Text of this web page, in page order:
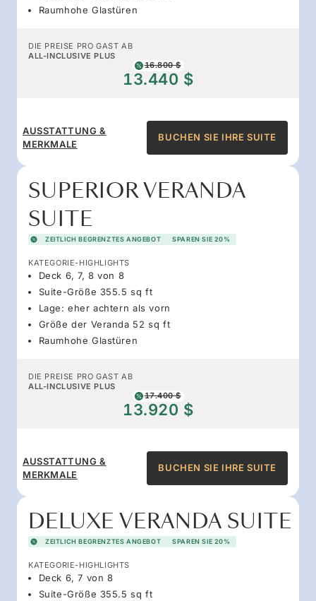
Raumhohe Glastüren
DIE PREISE PRO GAST AB
ALL-INCLUSIVE PLUS
16.800 $
13.440 $
AUSSTATTUNG &
MERKMALE
BUCHEN SIE IHRE SUITE
SUPERIOR VERANDA
SUITE
ZEITLICH BEGRENZTES ANGEBOT SPAREN SIE 20%
KATEGORIE-HIGHLIGHTS
Deck 6, 7, 8 von 8
Suite-Größe 355.5 sq ft
Lage: eher achtern als vorn
Größe der Veranda 52 sq ft
Raumhohe Glastüren
DIE PREISE PRO GAST AB
ALL-INCLUSIVE PLUS
17.400 $
13.920 $
AUSSTATTUNG &
MERKMALE
BUCHEN SIE IHRE SUITE
DELUXE VERANDA SUITE
ZEITLICH BEGRENZTES ANGEBOT SPAREN SIE 20%
KATEGORIE-HIGHLIGHTS
Deck 6, 7 von 8
Suite-Größe 355.5 sq ft